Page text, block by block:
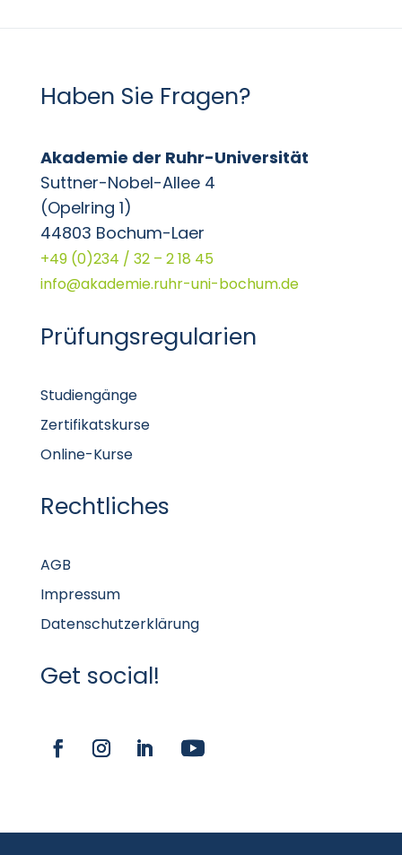
Haben Sie Fragen?
Akademie der Ruhr-Universität
Suttner-Nobel-Allee 4
(Opelring 1)
44803 Bochum-Laer
+49 (0)234 / 32 – 2 18 45
info@akademie.ruhr-uni-bochum.de
Prüfungsregularien
Studiengänge
Zertifikatskurse
Online-Kurse
Rechtliches
AGB
Impressum
Datenschutzerklärung
Get social!